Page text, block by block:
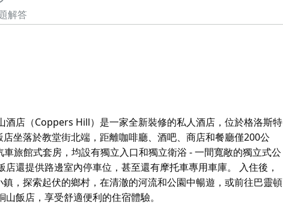
解答
酒店（Coppers Hill）是一家全新裝修的私人酒店，位於格洛斯特
坐落於教堂街北端，距離咖啡廳、酒吧、商店和餐廳僅200公
旅館式套房，均設有獨立入口和獨立衛浴 - 一間寬敞的獨立式公
還提供路邊室內停車位，甚至還有摩托車專用車庫。 入住後，
，探索起伏的鄉村，在清澈的河流和公園中暢遊，或前往巴靈頓
飯店，享受舒適便利的住宿體驗。